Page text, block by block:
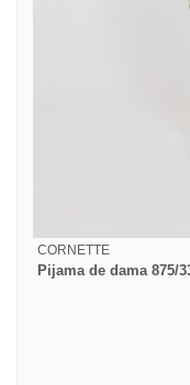
CORNETTE
Pijama de dama 875/